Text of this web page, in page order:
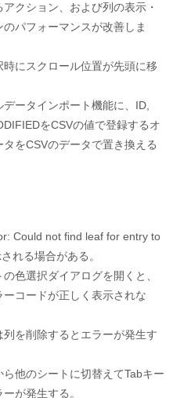
クション、および列の表示・
パフォーマンスが改善しま
にスクロール位置が先頭に移
ータインポート機能に、ID,
をCSVの値で登録するオ
をCSVのデータで置き換える
Could not find leaf for entry to
れる場合がある。
色選択ダイアログを開くと、
コードが正しく表示されな
を削除するとエラーが発生す
他のシートに切替えてTabキー
が発生する。